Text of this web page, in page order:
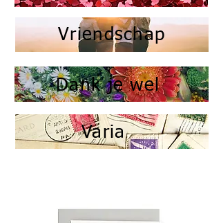
Dank je wel
Varia
Vriendschap